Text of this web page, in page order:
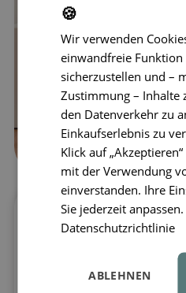
Stabile Grundlage
CONNETIX-Bauten
Entdecken Sie neue
CONNETIX® Pastell
🍪
Wir verwenden
einwandfreie
sicherzustellen und –
Zustimmung – Inhalte
den Datenverkehr zu
Einkaufserlebnis zu
Klick auf
mit der Verwendung
einverstanden. Ihre
Sie jederzeit anpassen.
Datenschutzrichtlinie
ABLEHNEN